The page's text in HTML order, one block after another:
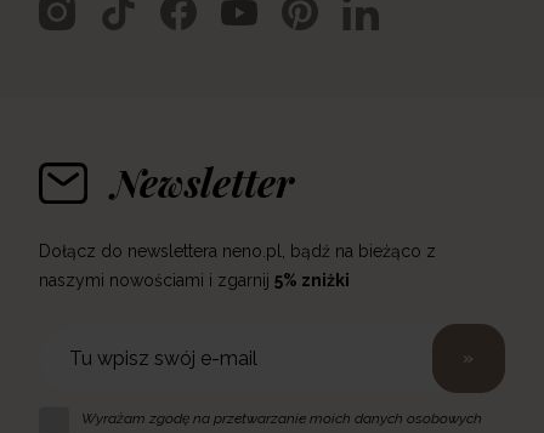
Newsletter
Dołącz do newslettera neno.pl, bądź na bieżąco z
naszymi nowościami i zgarnij 5% zniżki
»
Wyrażam zgodę na przetwarzanie moich danych osobowych